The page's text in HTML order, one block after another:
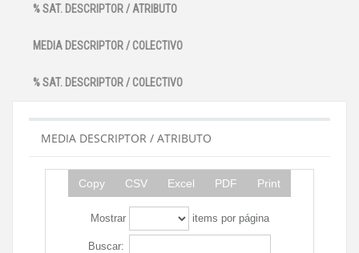
% SAT. DESCRIPTOR / ATRIBUTO
MEDIA DESCRIPTOR / COLECTIVO
% SAT. DESCRIPTOR / COLECTIVO
MEDIA DESCRIPTOR / ATRIBUTO
Copy CSV Excel PDF Print
Mostrar items por página
Buscar: